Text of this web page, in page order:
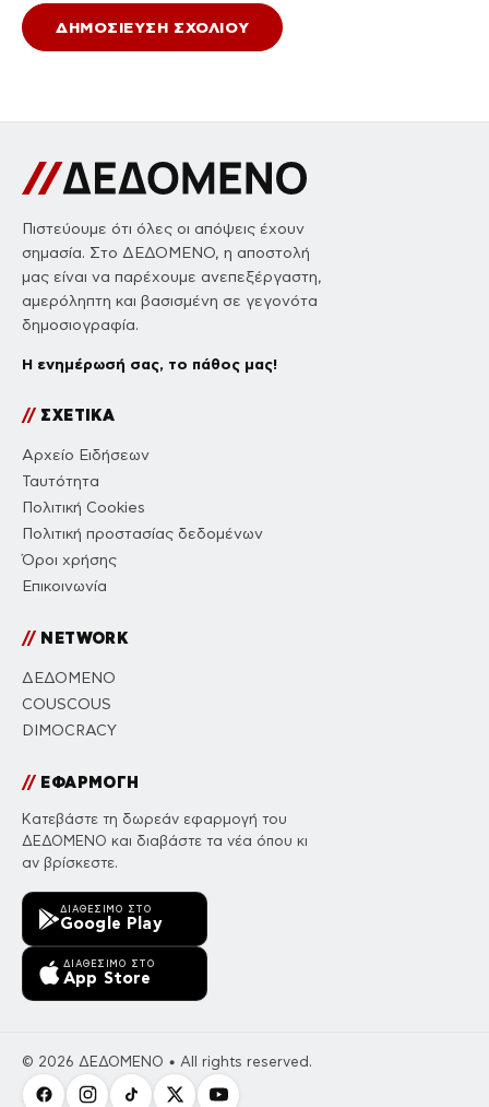
Πιστεύουμε ότι όλες οι απόψεις έχουν
σημασία. Στο ΔΕΔΟΜΕΝΟ, η αποστολή
μας είναι να παρέχουμε ανεπεξέργαστη,
αμερόληπτη και βασισμένη σε γεγονότα
δημοσιογραφία.
Η ενημέρωσή σας, το πάθος μας!
//ΣΧΕΤΙΚΑ
Αρχείο Ειδήσεων
Ταυτότητα
Πολιτική Cookies
Πολιτική προστασίας δεδομένων
Όροι χρήσης
Επικοινωνία
//NETWORK
ΔΕΔΟΜΕΝΟ
COUSCOUS
DIMOCRACY
//ΕΦΑΡΜΟΓΗ
Κατεβάστε τη δωρεάν εφαρμογή του
ΔΕΔΟΜΕΝΟ και διαβάστε τα νέα όπου κι
αν βρίσκεστε.
ΔΙΑΘΈΣΙΜΟ ΣΤΟ
Google Play
ΔΙΑΘΈΣΙΜΟ ΣΤΟ
App Store
© 2026 ΔΕΔΟΜΕΝΟ • All rights reserved.